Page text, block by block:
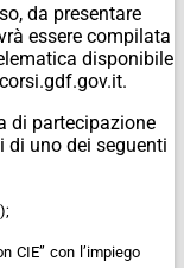
da presentare
essere compilata
disponibile
di partecipazione
di uno dei seguenti
CIE” con l’impiego